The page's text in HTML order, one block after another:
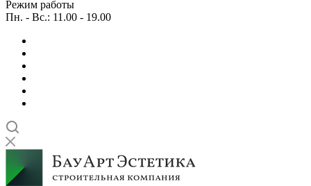
Режим работы
Пн. - Вс.: 11.00 - 19.00